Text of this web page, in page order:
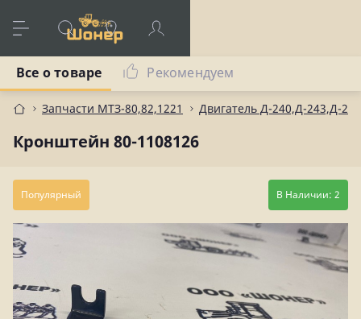
Запчасти МТЗ-80,82,1221 Двигатель Д-240,Д-243,Д-
Кронштейн 80-1108126
Все о товаре Рекомендуем
Популярный В Наличии: 2